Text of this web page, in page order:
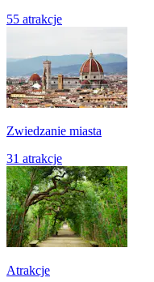
55 atrakcje
Zwiedzanie miasta
31 atrakcje
Atrakcje